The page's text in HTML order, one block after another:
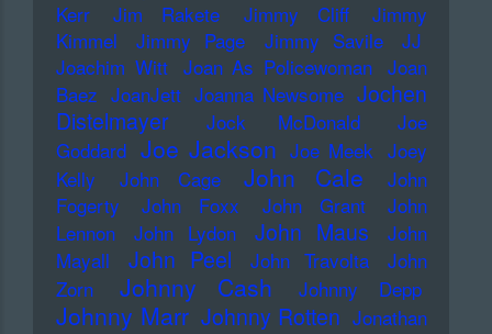
Kerr
Jim Rakete Jimmy Cliff
Jimmy
Kimmel
Jimmy Page Jimmy Savile
JJ
Joachim Witt Joan As Policewoman Joan
Baez JoanJett Joanna Newsome Jochen
Distelmayer
Jock McDonald
Joe
Goddard Joe Jackson Joe Meek Joey
Kelly
John Cage John Cale
John
Fogerty
John Foxx John Grant
John
Lennon
John Lydon John Maus
John
Mayall
John Peel John Travolta
John
Zorn
Johnny Cash Johnny Depp
Johnny Marr Johnny Rotten Jonathan